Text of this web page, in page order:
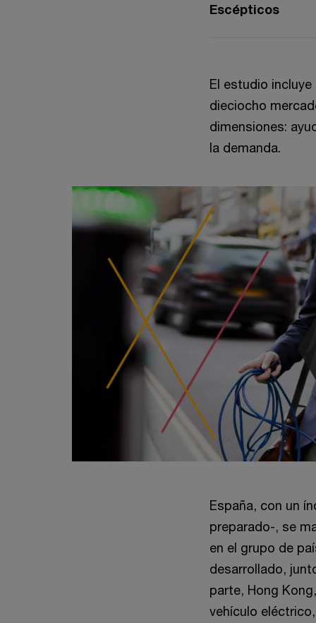
Escépticos
El estudio
dieciocho
dimensiones:
la demanda.
España, con un
preparado-, se
en el grupo de
desarrollado,
parte, Hong
vehículo